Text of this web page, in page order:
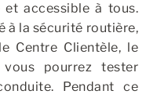
accessible à tous.
à la sécurité routière,
Centre Clientèle, le
pourrez tester
Pendant ce